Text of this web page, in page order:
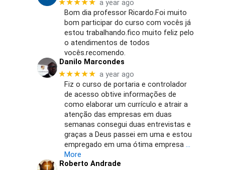
★★★★★ a year ago
Bom dia professor Ricardo.Foi muito
bom participar do curso com vocês já
estou trabalhando.fico muito feliz pelo
o atendimentos de todos
vocês.recomendo.
Danilo Marcondes
★★★★★ a year ago
Fiz o curso de portaria e controlador
de acesso obtive informações de
como elaborar um currículo e atrair a
atenção das empresas em duas
semanas consegui duas entrevistas e
graças a Deus passei em uma e estou
empregado em uma ótima empresa …
More
Roberto Andrade